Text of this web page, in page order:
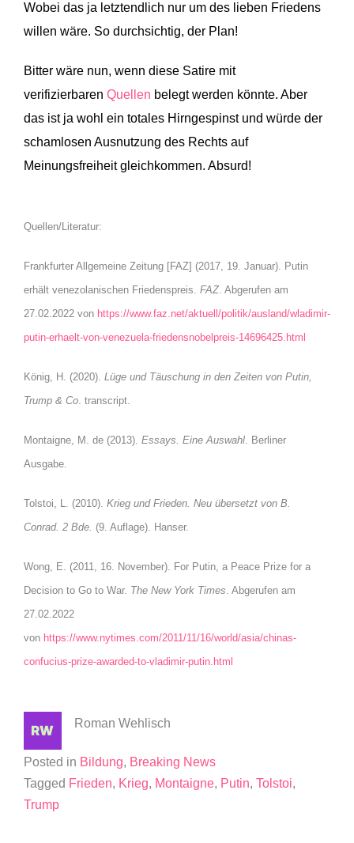
Wobei das ja letztendlich nur um des lieben Friedens
willen wäre. So durchsichtig, der Plan!
Bitter wäre nun, wenn diese Satire mit
verifizierbaren Quellen belegt werden könnte. Aber
das ist ja wohl ein totales Hirngespinst und würde der
schamlosen Ausnutzung des Rechts auf
Meinungsfreiheit gleichkommen. Absurd!
Quellen/Literatur:
Frankfurter Allgemeine Zeitung [FAZ] (2017, 19. Januar). Putin
erhält venezolanischen Friedenspreis. FAZ. Abgerufen am
27.02.2022 von https://www.faz.net/aktuell/politik/ausland/wladimir-
putin-erhaelt-von-venezuela-friedensnobelpreis-14696425.html
König, H. (2020). Lüge und Täuschung in den Zeiten von Putin,
Trump & Co. transcript.
Montaigne, M. de (2013). Essays. Eine Auswahl. Berliner
Ausgabe.
Tolstoi, L. (2010). Krieg und Frieden. Neu übersetzt von B.
Conrad. 2 Bde. (9. Auflage). Hanser.
Wong, E. (2011, 16. November). For Putin, a Peace Prize for a
Decision to Go to War. The New York Times. Abgerufen am
27.02.2022
von https://www.nytimes.com/2011/11/16/world/asia/chinas-
confucius-prize-awarded-to-vladimir-putin.html
Roman Wehlisch
Posted in Bildung, Breaking News
Tagged Frieden, Krieg, Montaigne, Putin, Tolstoi,
Trump